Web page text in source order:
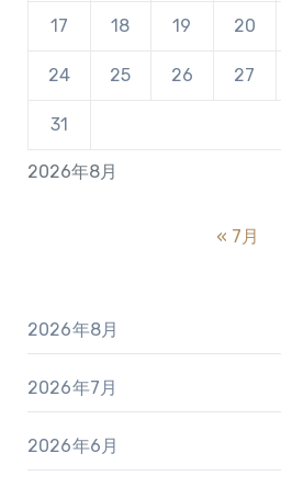
2026年8月
17 18 19 20
24 25 26 27
31
« 7月
2026年8月
2026年7月
2026年6月